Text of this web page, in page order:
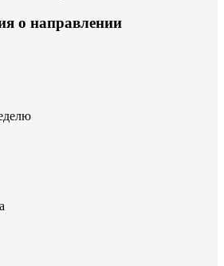
о направлении